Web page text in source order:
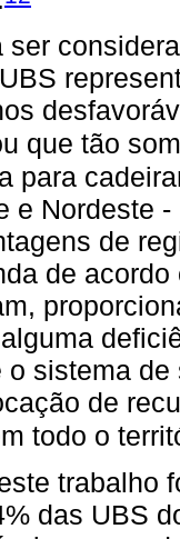
ser
que tão
para
e Nordeste
de
de
o sistema
de
todo o
trabalho
das UBS